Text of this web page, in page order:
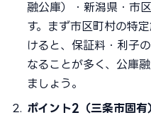
融公庫）・新潟県・市
す。まず市区町村の特
けると、保証料・利子
なることが多く、公庫
ましょう。
ポイント2（三条市固有